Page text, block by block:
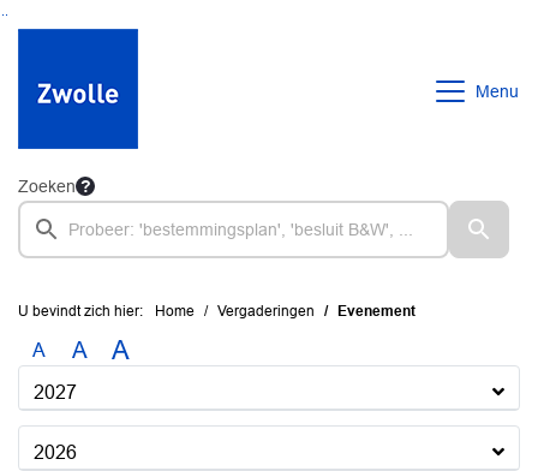
Ga naar de inhoud van deze pagina
Ga naar het zoeken
Ga naar het menu
Menu
Zoeken
U bevindt zich hier: Home Vergaderingen Evenement
A A A
2027
2026